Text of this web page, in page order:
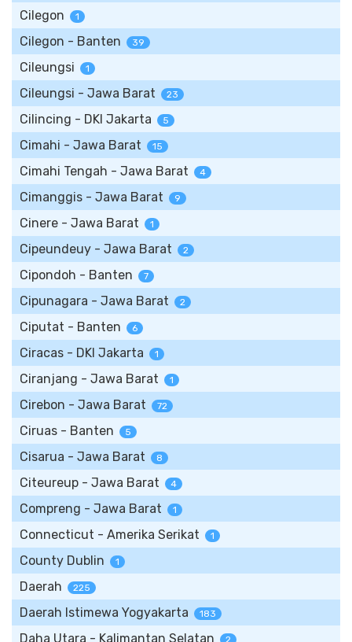
Cilegon 1
Cilegon - Banten 39
Cileungsi 1
Cileungsi - Jawa Barat 23
Cilincing - DKI Jakarta 5
Cimahi - Jawa Barat 15
Cimahi Tengah - Jawa Barat 4
Cimanggis - Jawa Barat 9
Cinere - Jawa Barat 1
Cipeundeuy - Jawa Barat 2
Cipondoh - Banten 7
Cipunagara - Jawa Barat 2
Ciputat - Banten 6
Ciracas - DKI Jakarta 1
Ciranjang - Jawa Barat 1
Cirebon - Jawa Barat 72
Ciruas - Banten 5
Cisarua - Jawa Barat 8
Citeureup - Jawa Barat 4
Compreng - Jawa Barat 1
Connecticut - Amerika Serikat 1
County Dublin 1
Daerah 225
Daerah Istimewa Yogyakarta 183
Daha Utara - Kalimantan Selatan 2